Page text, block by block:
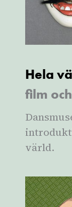
Hela
film
värld.